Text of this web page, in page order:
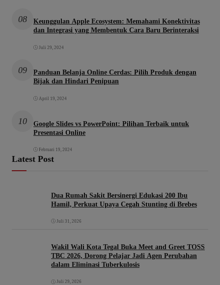
08
Keunggulan Apple Ecosystem: Memahami Konektivitas
dan Integrasi yang Membentuk Cara Baru Berinteraksi
Juli 29, 2024
09
Panduan Belanja Online Cerdas: Pilih Produk dengan
Bijak dan Hindari Penipuan
April 19, 2024
10
Google Slides vs PowerPoint: Pilihan Terbaik untuk
Presentasi Online
Februari 19, 2024
Latest Post
Dua Rumah Sakit Bersinergi Edukasi 200 Ibu
Hamil, Perkuat Upaya Cegah Stunting di Brebes
Juli 31, 2026
Wakil Wali Kota Tegal Buka Meet and Greet TOSS
TBC 2026, Dorong Pelajar Jadi Agen Perubahan
dalam Eliminasi Tuberkulosis
Juli 29, 2026